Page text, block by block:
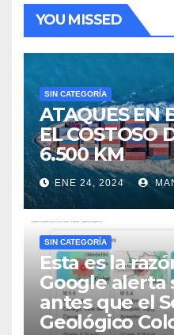
YOU MISSED
SIN CATEGORÍA
ATAQUES EN
EL COSTOSO
6.500 KM
ENE 24, 2024
SIN CATEGORÍA
Esta es la
Google alerta
antes que el
Geológico